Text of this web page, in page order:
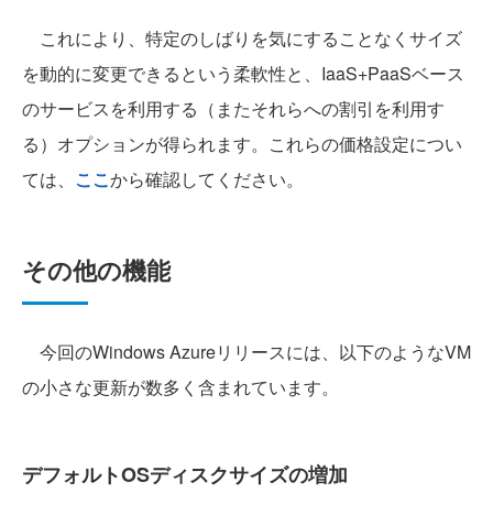
これにより、特定のしばりを気にすることなくサイズ
を動的に変更できるという柔軟性と、IaaS+PaaSベース
のサービスを利用する（またそれらへの割引を利用す
る）オプションが得られます。これらの価格設定につい
ては、 ここから確認してください。
その他の機能
今回のWindows Azureリリースには、以下のようなVM
の小さな更新が数多く含まれています。
デフォルトOSディスクサイズの増加